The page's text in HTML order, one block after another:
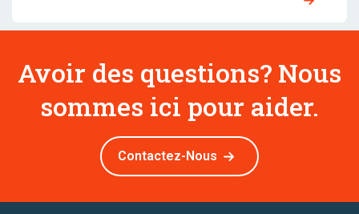
Avoir des questions? Nous
sommes ici pour aider.
Contactez-Nous